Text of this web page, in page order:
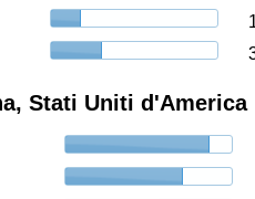
Stati Uniti d'America